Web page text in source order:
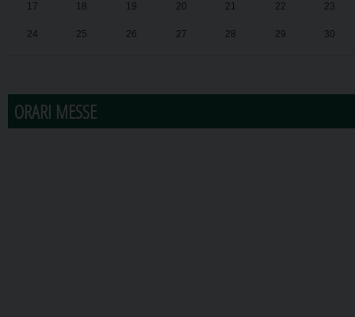
17 18 19 20 21 22 23
24 25 26 27 28 29 30
ORARI MESSE